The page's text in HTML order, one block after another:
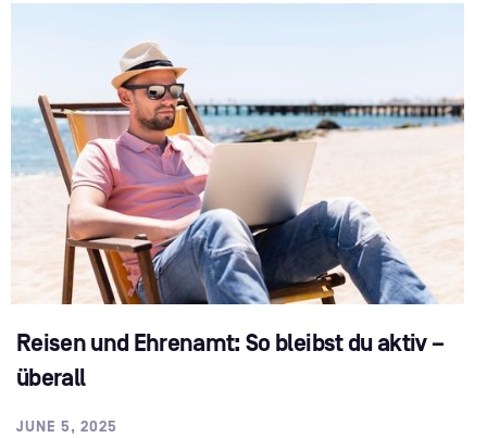
Reisen und Ehrenamt: So bleibst du aktiv –
überall
JUNE 5, 2025